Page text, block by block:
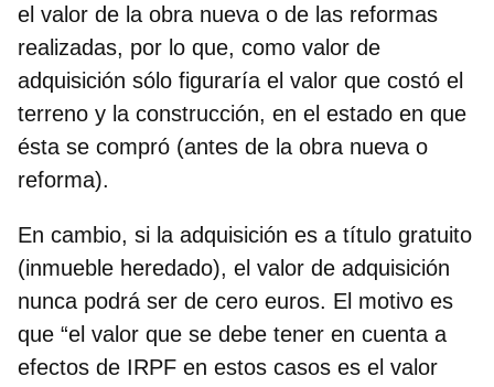
el valor de la obra nueva o de las reformas
realizadas, por lo que, como valor de
adquisición sólo figuraría el valor que costó el
terreno y la construcción, en el estado en que
ésta se compró (antes de la obra nueva o
reforma).
En cambio, si la adquisición es a título gratuito
(inmueble heredado), el valor de adquisición
nunca podrá ser de cero euros. El motivo es
que “el valor que se debe tener en cuenta a
efectos de IRPF en estos casos es el valor